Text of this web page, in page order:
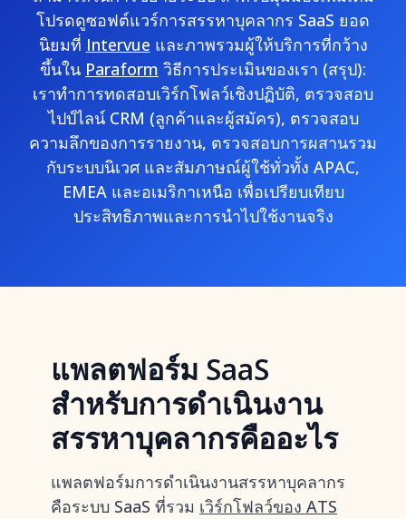
โปรดดูซอฟต์แวร์การสรรหาบุคลากร SaaS ยอด
นิยมที่ Intervue และภาพรวมผู้ให้บริการที่กว้าง
ขึ้นใน Paraform วิธีการประเมินของเรา (สรุป):
เราทำการทดสอบเวิร์กโฟลว์เชิงปฏิบัติ, ตรวจสอบ
ไปป์ไลน์ CRM (ลูกค้าและผู้สมัคร), ตรวจสอบ
ความลึกของการรายงาน, ตรวจสอบการผสานรวม
กับระบบนิเวศ และสัมภาษณ์ผู้ใช้ทั่วทั้ง APAC,
EMEA และอเมริกาเหนือ เพื่อเปรียบเทียบ
ประสิทธิภาพและการนำไปใช้งานจริง
แพลตฟอร์ม SaaS
สำหรับการดำเนินงาน
สรรหาบุคลากรคืออะไร
แพลตฟอร์มการดำเนินงานสรรหาบุคลากร
คือระบบ SaaS ที่รวม เวิร์กโฟลว์ของ ATS